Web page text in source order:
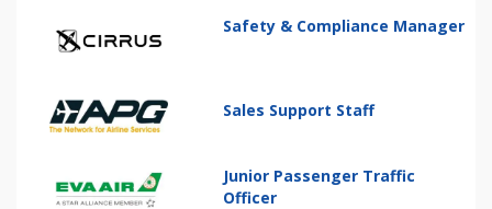
Safety & Compliance Manager
Sales Support Staff
Junior Passenger Traffic
Officer